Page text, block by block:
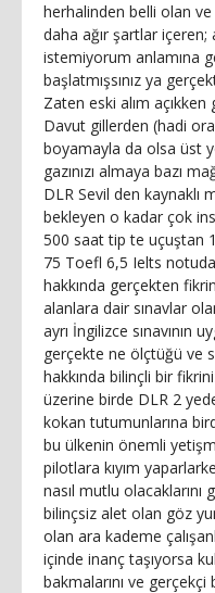
herhalinden belli olan ve
daha ağır şartlar
istemiyorum anlamına
başlatmışsınız ya
Zaten eski alım
Davut gillerden (hadi
boyamayla da olsa üst
gazınızı almaya bazı
DLR Sevil den kaynaklı
bekleyen o kadar çok
500 saat tip te uçuştan
75 Toefl 6,5 Ielts
hakkında gerçekten
alanlara dair sınavlar
ayrı İngilizce sınavının
gerçekte ne ölçtüğü ve
hakkında bilinçli bir
üzerine birde DLR 2
kokan tutumunlarına
bu ülkenin önemli
pilotlara kıyım
nasıl mutlu
bilinçsiz alet olan göz
olan ara kademe
içinde inanç taşıyorsa
bakmalarını ve